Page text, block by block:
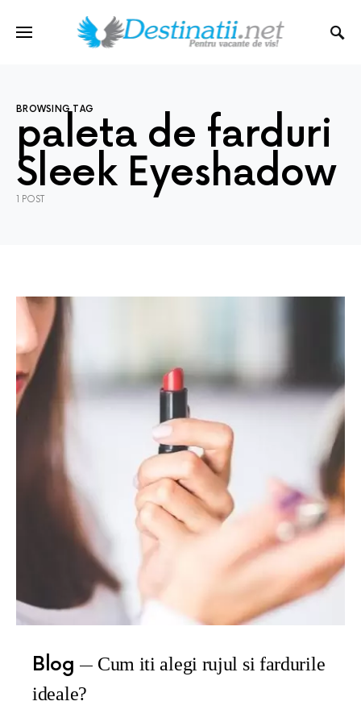
BROWSING TAG
paleta de farduri
Sleek Eyeshadow
1 POST
Blog
Cum iti alegi rujul si fardurile
ideale?